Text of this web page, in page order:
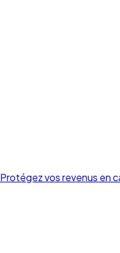
Protégez vos revenus en